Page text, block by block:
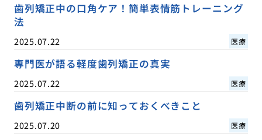
歯列矯正中の口角ケア！簡単表情筋トレーニング
法
2025.07.22 医療
専門医が語る軽度歯列矯正の真実
2025.07.22 医療
歯列矯正中断の前に知っておくべきこと
2025.07.20 医療